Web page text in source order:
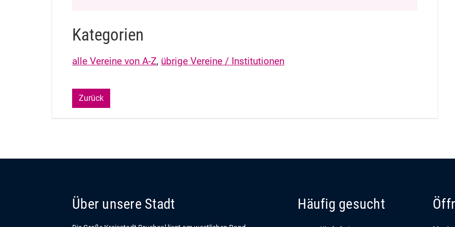
Kategorien
alle Vereine von A-Z, übrige Vereine / Institutionen
Zurück
Über unsere Stadt Häufig gesucht